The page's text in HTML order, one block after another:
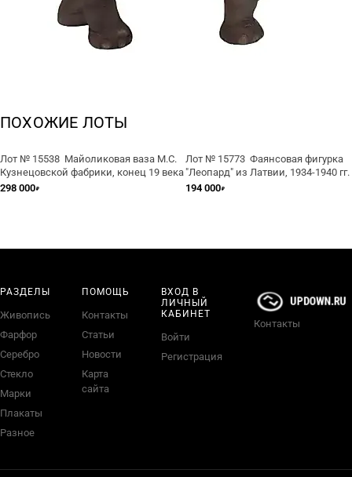
ПОХОЖИЕ ЛОТЫ
Лот № 15538 Майоликовая ваза М.С.
Кузнецовской фабрики, конец 19 века
298 000₽
Лот № 15773 Фаянсовая фигурка
"Леопард" из Латвии, 1934-1940 гг.
194 000₽
РАЗДЕЛЫ
Живопись
Фарфор
Серебро
Стекло
Марки
Плакаты
Разное
ПОМОЩЬ
Контакты
Статьи
Новости
Карта
сайта
ВХОД В
ЛИЧНЫЙ
КАБИНЕТ
Войти
Регистрация
Контакты